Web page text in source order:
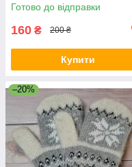
Готово до відправки
160 ₴ 200 ₴
Купити
–20%